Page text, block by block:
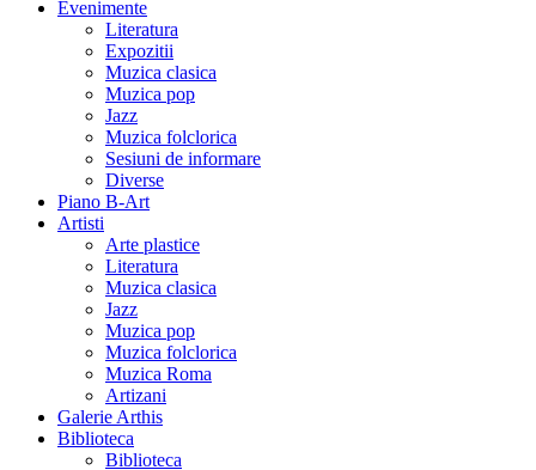
Evenimente
Literatura
Expozitii
Muzica clasica
Muzica pop
Jazz
Muzica folclorica
Sesiuni de informare
Diverse
Piano B-Art
Artisti
Arte plastice
Literatura
Muzica clasica
Jazz
Muzica pop
Muzica folclorica
Muzica Roma
Artizani
Galerie Arthis
Biblioteca
Biblioteca